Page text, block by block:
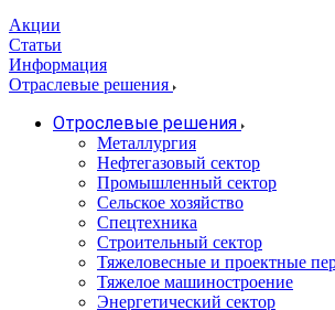
Акции
Статьи
Информация
Отраслевые решения
Отрослевые решения
Металлургия
Нефтегазовый сектор
Промышленный сектор
Сельское хозяйство
Спецтехника
Строительный сектор
Тяжеловесные и проектные
Тяжелое машиностроение
Энергетический сектор